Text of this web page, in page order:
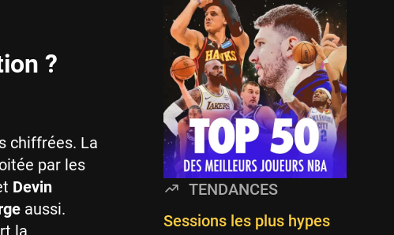
?
chiffrées. La
par les
Devin
aussi.
la
Minnesota Timberwolves
114 sessions
Golden State Warriors
113 sessions
Denver Nuggets
106 sessions
WNBA
97 sessions
Philadelphia Sixers
89 sessions
TENDANCES
Sessions les plus hypes